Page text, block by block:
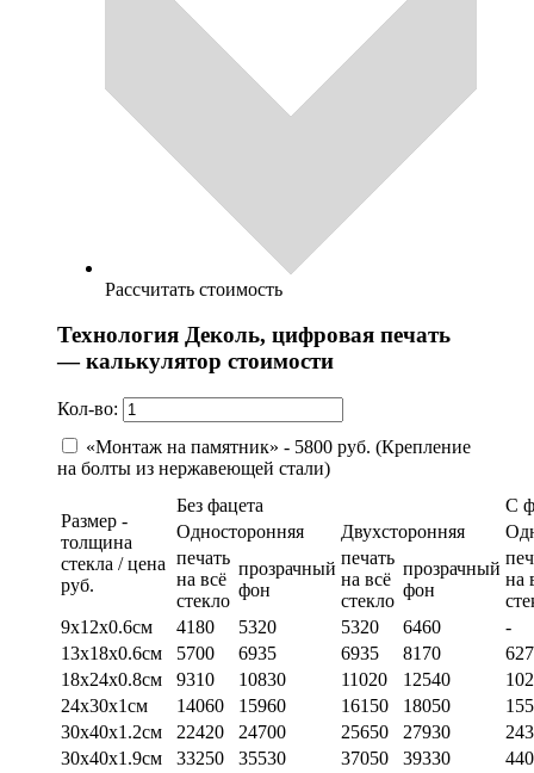
Рассчитать стоимость
Технология Деколь, цифровая печать
— калькулятор стоимости
Кол-во:
«Монтаж на памятник» - 5800 руб. (Крепление
на болты из нержавеющей стали)
Размер -
толщина
стекла / цена
руб.
Без фацета
С
Односторонняя
Двухсторонняя
печать
на всё
стекло
прозрачный
фон
печать
на всё
стекло
прозрачный
фон
на
9х12х0.6см
4180 5320 5320 6460
-
13х18х0.6см
5700 6935 6935 8170
18х24х0.8см
9310 10830 11020 12540
24х30х1см
14060 15960 16150 18050
30х40х1.2см
22420 24700 25650 27930
30х40х1.9см
33250 35530 37050 39330